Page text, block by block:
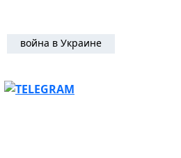
война в Украине